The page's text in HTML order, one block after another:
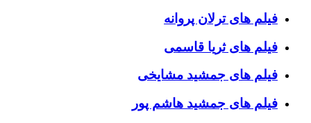
فیلم های ترلان پروانه
فیلم های ثریا قاسمی
فیلم های جمشید مشایخی
فیلم های جمشید هاشم پور